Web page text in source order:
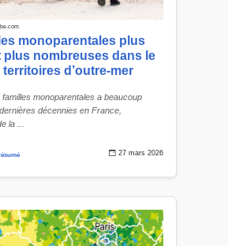
monoparentales plus
plus nombreuses dans le
d’outre-mer
monoparentales a beaucoup
décennies en France,
la ...
27 mars 2026